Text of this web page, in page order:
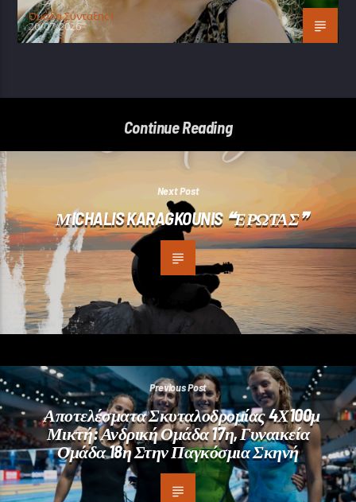
Oμάδα Σύνταξης Ι
20/07/2026
Continue Reading
Next Post
ΜICHALIS KARAGKOUNIS ❝ΕΡΩΤΑΣ❞
Previous Post
Αποτελέσματα Σκυταλοδρομίας 4Χ100μ
Μικτή: Ανδρική Ομάδα 17η, Γυναικεία
Ομάδα 18η Στην Παγκόσμια Σκηνή